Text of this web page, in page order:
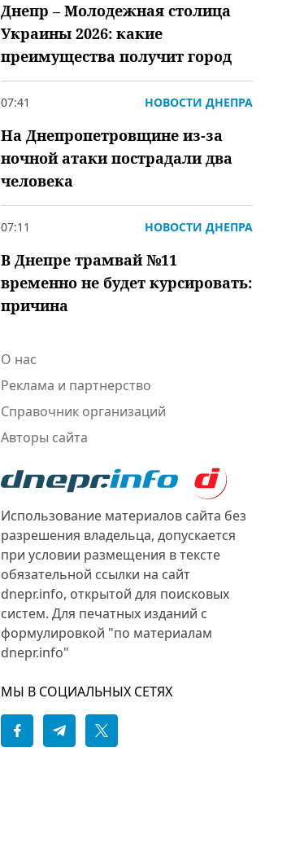
Днепр – Молодежная столица
Украины 2026: какие
преимущества получит город
07:41 НОВОСТИ ДНЕПРА
На Днепропетровщине из-за
ночной атаки пострадали два
человека
07:11 НОВОСТИ ДНЕПРА
В Днепре трамвай №11
временно не будет курсировать:
причина
О нас
Реклама и партнерство
Справочник организаций
Авторы сайта
Использование материалов сайта без
разрешения владельца, допускается
при условии размещения в тексте
обязательной ссылки на сайт
dnepr.info, открытой для поисковых
систем. Для печатных изданий с
формулировкой "по материалам
dnepr.info"
МЫ В СОЦИАЛЬНЫХ СЕТЯХ